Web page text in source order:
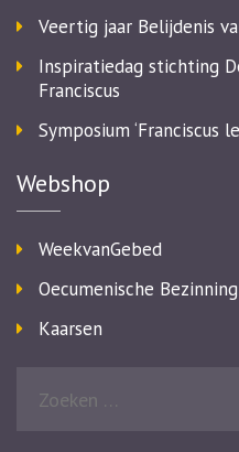
Veertig jaar Belijdenis
Inspiratiedag stichting
Franciscus
Symposium ‘Franciscus
Webshop
WeekvanGebed
Oecumenische Bezinning
Kaarsen